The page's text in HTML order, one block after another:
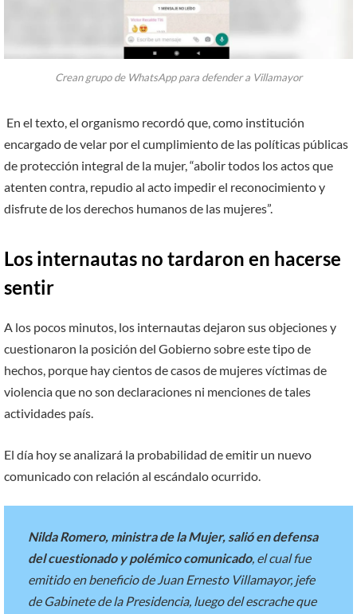
Crean grupo de WhatsApp para defender a Villamayor
En el texto, el organismo recordó que, como institución
encargado de velar por el cumplimiento de las políticas públicas
de protección integral de la mujer, “abolir todos los actos que
atenten contra, repudio al acto impedir el reconocimiento y
disfrute de los derechos humanos de las mujeres”.
Los internautas no tardaron en hacerse
sentir
A los pocos minutos, los internautas dejaron sus objeciones y
cuestionaron la posición del Gobierno sobre este tipo de
hechos, porque hay cientos de casos de mujeres víctimas de
violencia que no son declaraciones ni menciones de tales
actividades país.
El día hoy se analizará la probabilidad de emitir un nuevo
comunicado con relación al escándalo ocurrido.
Nilda Romero, ministra de la Mujer, salió en defensa
del cuestionado y polémico comunicado, el cual fue
emitido en beneficio de Juan Ernesto Villamayor, jefe
de Gabinete de la Presidencia, luego del escrache que